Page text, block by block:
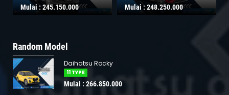
Mulai :245.150.000 Mulai :248.250.000
Random Model
Daihatsu Rocky
11 TYPE
Mulai : 266.850.000